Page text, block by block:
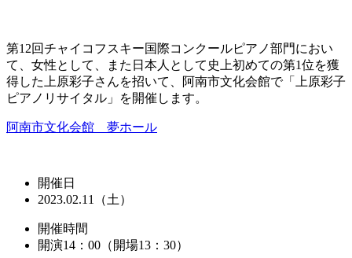
第12回チャイコフスキー国際コンクールピアノ部門におい
て、女性として、また日本人として史上初めての第1位を獲
得した上原彩子さんを招いて、阿南市文化会館で「上原彩子
ピアノリサイタル」を開催します。
阿南市文化会館 夢ホール
開催日
2023.02.11（土）
開催時間
開演14：00（開場13：30）